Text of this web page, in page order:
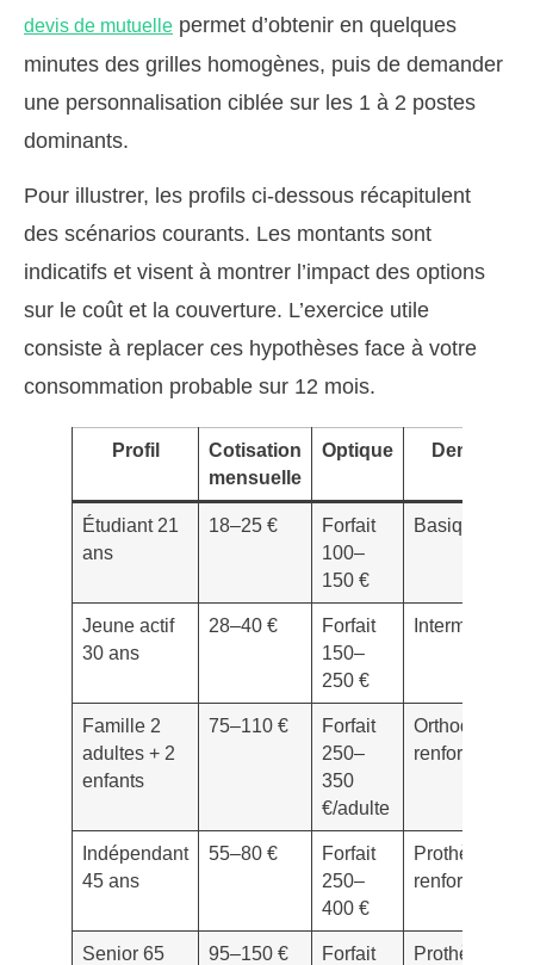
devis de mutuelle permet d’obtenir en quelques
minutes des grilles homogènes, puis de demander
une personnalisation ciblée sur les 1 à 2 postes
dominants.
Pour illustrer, les profils ci-dessous récapitulent
des scénarios courants. Les montants sont
indicatifs et visent à montrer l’impact des options
sur le coût et la couverture. L’exercice utile
consiste à replacer ces hypothèses face à votre
consommation probable sur 12 mois.
Profil
Cotisation
mensuelle
Optique Dentaire
Étudiant 21
ans
18–25 €
Forfait
100–
150 €
Basique
Jeune actif
30 ans
28–40 €
Forfait
150–
250 €
Intermédiaire
Famille 2
adultes + 2
enfants
75–110 €
Forfait
250–
350
€/adulte
Orthodontie
renforcée
Indépendant
45 ans
55–80 €
Forfait
250–
400 €
Prothèses
renforcées
Senior 65
95–150 €
Forfait
Prothèses